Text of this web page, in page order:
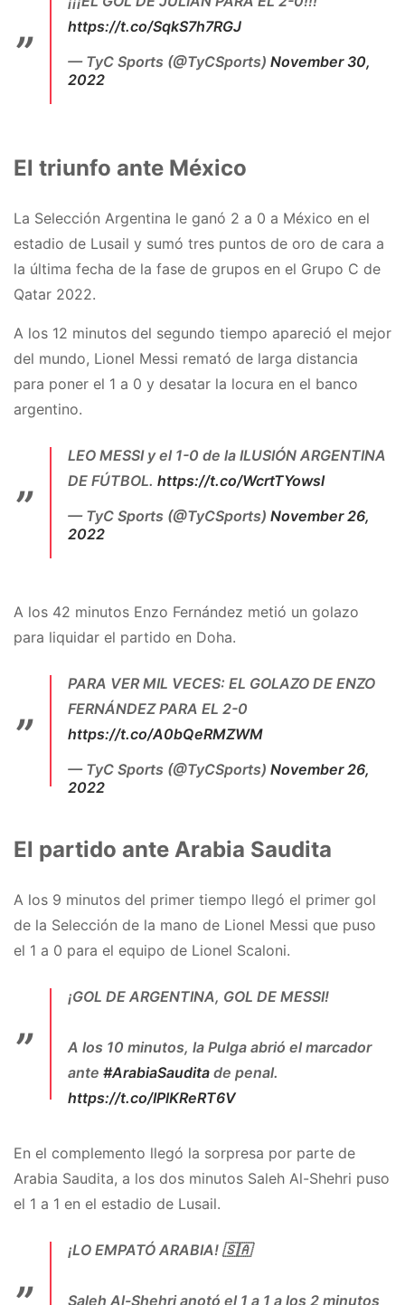
https://t.co/SqkS7h7RGJ
— TyC Sports (@TyCSports) November 30,
2022
El triunfo ante México
La Selección Argentina le ganó 2 a 0 a México en el
estadio de Lusail y sumó tres puntos de oro de cara a
la última fecha de la fase de grupos en el Grupo C de
Qatar 2022.
A los 12 minutos del segundo tiempo apareció el mejor
del mundo, Lionel Messi remató de larga distancia
para poner el 1 a 0 y desatar la locura en el banco
argentino.
LEO MESSI y el 1-0 de la ILUSIÓN ARGENTINA
DE FÚTBOL. https://t.co/WcrtTYowsl
— TyC Sports (@TyCSports) November 26,
2022
A los 42 minutos Enzo Fernández metió un golazo
para liquidar el partido en Doha.
PARA VER MIL VECES: EL GOLAZO DE ENZO
FERNÁNDEZ PARA EL 2-0
https://t.co/A0bQeRMZWM
— TyC Sports (@TyCSports) November 26,
2022
El partido ante Arabia Saudita
A los 9 minutos del primer tiempo llegó el primer gol
de la Selección de la mano de Lionel Messi que puso
el 1 a 0 para el equipo de Lionel Scaloni.
¡GOL DE ARGENTINA, GOL DE MESSI!
A los 10 minutos, la Pulga abrió el marcador
ante #ArabiaSaudita de penal.
https://t.co/IPlKReRT6V
2022
En el complemento llegó la sorpresa por parte de
Arabia Saudita, a los dos minutos Saleh Al-Shehri puso
el 1 a 1 en el estadio de Lusail.
¡LO EMPATÓ ARABIA! 🇸🇦
Saleh Al-Shehri anotó el 1 a 1 a los 2 minutos